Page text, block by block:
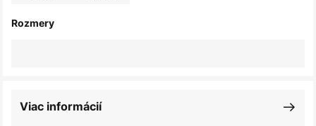
Rozmery
Viac informácií